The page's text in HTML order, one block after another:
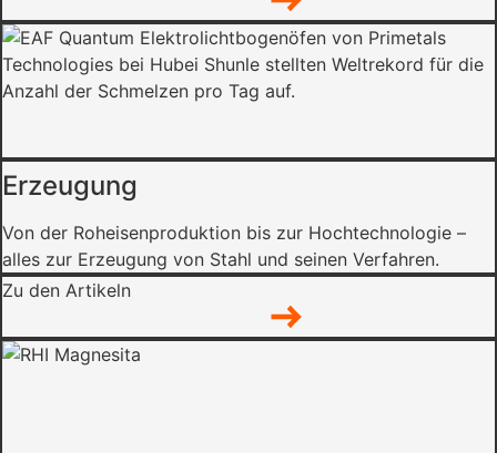
Erzeugung
Von der Roheisenproduktion bis zur Hochtechnologie –
alles zur Erzeugung von Stahl und seinen Verfahren.
Zu den Artikeln